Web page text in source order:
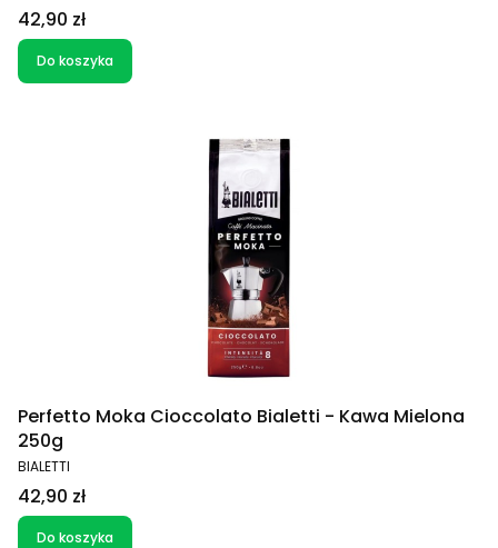
Cena
42,90 zł
Do koszyka
Perfetto Moka Cioccolato Bialetti - Kawa Mielona
250g
PRODUCENT
BIALETTI
Cena
42,90 zł
Do koszyka